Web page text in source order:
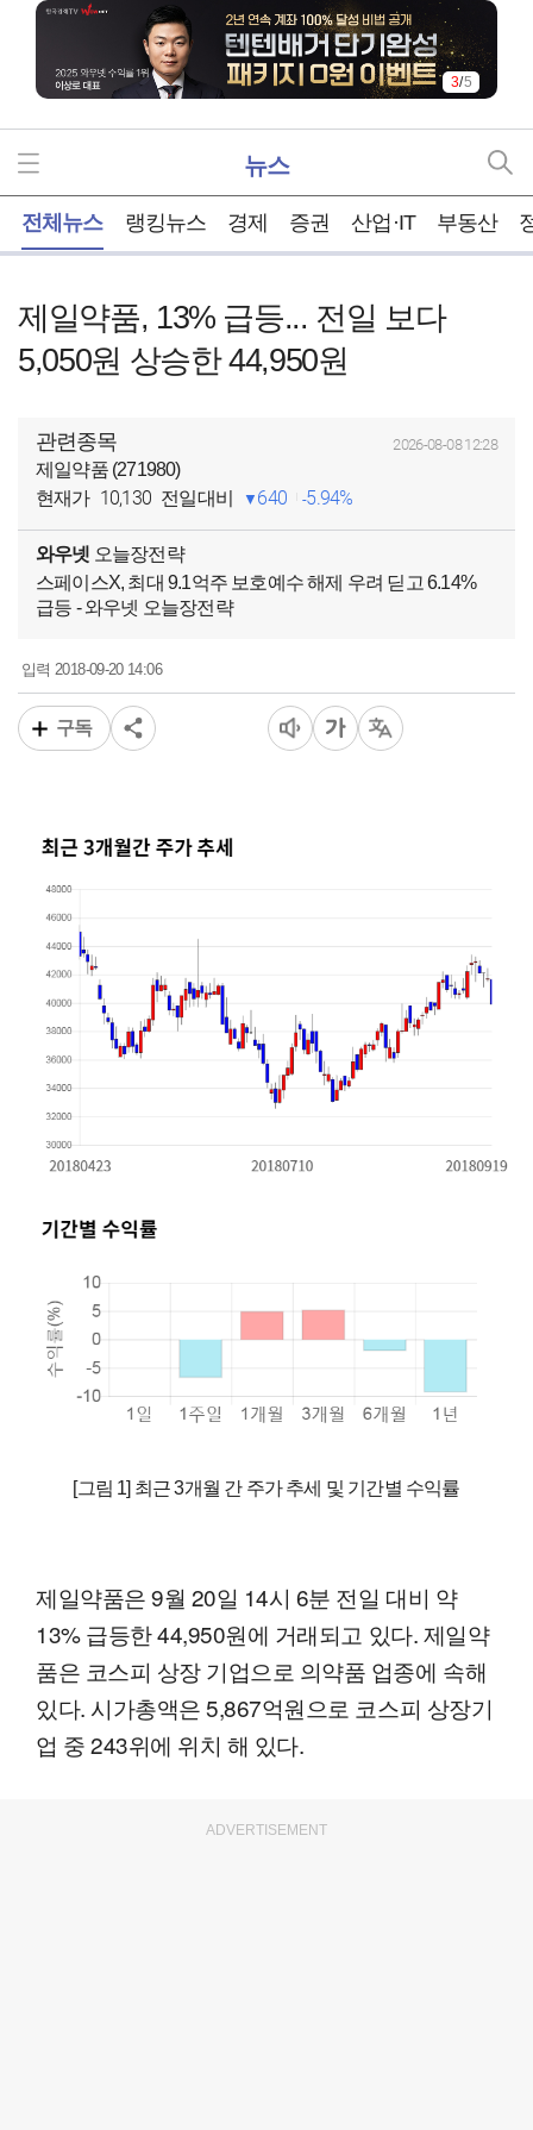
3/5
뉴스
전체뉴스 랭킹뉴스 경제 증권 산업·IT 부동산
제일약품, 13% 급등... 전일 보다
5,050원 상승한 44,950원
관련종목 2026-08-08 12:28
제일약품 (271980)
현재가 10,130 전일대비 640 5.94%
와우넷 오늘장전략
스페이스X, 최대 9.1억주 보호예수 해제 우려 딛고 6.14%
급등 - 와우넷 오늘장전략
입력2018-09-20 14:06
구독
[그림 1] 최근 3개월 간 주가 추세 및 기간별 수익률
제일약품은 9월 20일 14시 6분 전일 대비 약
13% 급등한 44,950원에 거래되고 있다. 제일약
품은 코스피 상장 기업으로 의약품 업종에 속해
있다. 시가총액은 5,867억원으로 코스피 상장기
업 중 243위에 위치 해 있다.
ADVERTISEMENT